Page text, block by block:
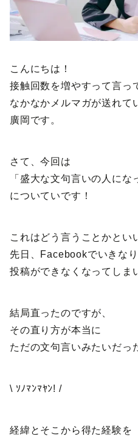
こんにちは！
接触回数を増やすって言っ
なかなかメルマガが送れて
廣岡です。
さて、今回は
「盛大な文句言いの人にな
についていです！
これはどう言うことかとい
先日、Facebookでいきなり
投稿ができなくなってしま
結局直ったのですが、
その直り方が本当に
ただの文句言いみたいだっ
\ ｿﾉﾏﾝﾏﾔﾝ! /
経緯とそこから得た経験を